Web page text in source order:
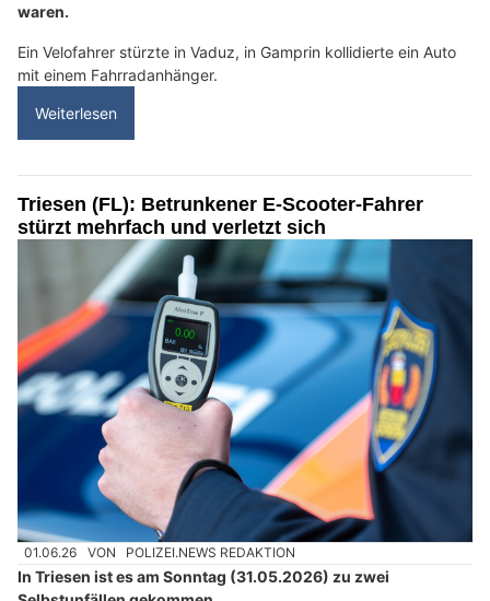
waren.
Ein Velofahrer stürzte in Vaduz, in Gamprin kollidierte ein Auto
mit einem Fahrradanhänger.
Weiterlesen
Triesen (FL): Betrunkener E-Scooter-Fahrer
stürzt mehrfach und verletzt sich
01.06.26 VON POLIZEI.NEWS REDAKTION
In Triesen ist es am Sonntag (31.05.2026) zu zwei